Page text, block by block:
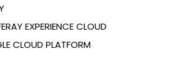
EXPERIENCE CLOUD
CLOUD PLATFORM